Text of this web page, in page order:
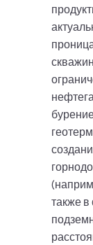
также в